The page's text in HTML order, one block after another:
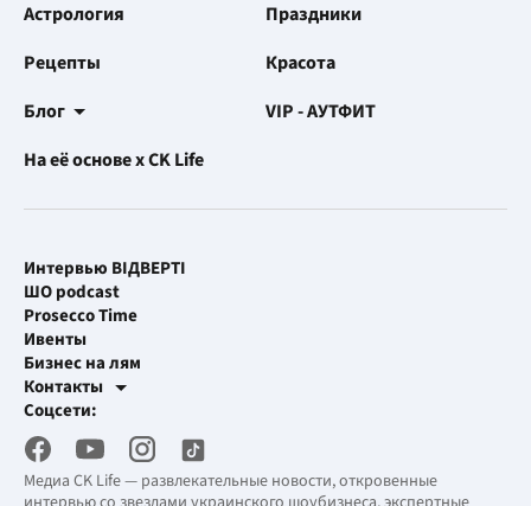
Астрология
Праздники
Рецепты
Красота
Блог
VIP - АУТФИТ
На её основе x CK Life
Медиа CK Life — развлекательные новости, откровенные
Интервью ВІДВЕРТІ
ШО podcast
Prosecco Time
Ивенты
Бизнес на лям
Контакты
Рекламные интеграции
Рабочая почта
Соцсети: